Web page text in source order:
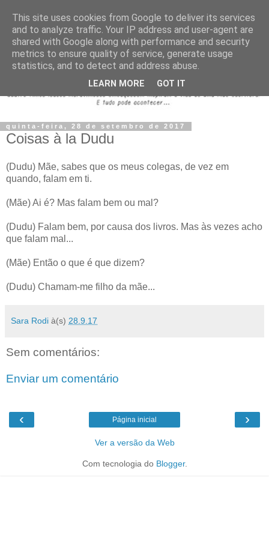
quinta-feira, 28 de setembro de 2017
Coisas à la Dudu
(Dudu) Mãe, sabes que os meus colegas, de vez em
quando, falam em ti.
(Mãe) Ai é? Mas falam bem ou mal?
(Dudu) Falam bem, por causa dos livros. Mas às vezes acho
que falam mal...
(Mãe) Então o que é que dizem?
(Dudu) Chamam-me filho da mãe...
Sara Rodi à(s) 28.9.17
Sem comentários:
Enviar um comentário
‹ ›
Página inicial
Ver a versão da Web
Com tecnologia do Blogger.
This site uses cookies from Google to deliver its services
and to analyze traffic. Your IP address and user-agent are
shared with Google along with performance and security
metrics to ensure quality of service, generate usage
statistics, and to detect and address abuse.
LEARN MORE GOT IT